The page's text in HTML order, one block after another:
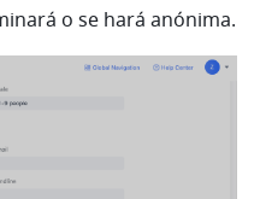
o se hará anónima.